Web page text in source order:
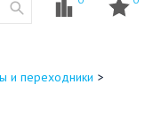
и переходники